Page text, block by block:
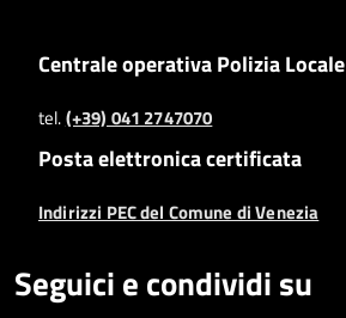
Centrale operativa Polizia Locale
tel.(+39) 041 2747070
Posta elettronica certificata
Indirizzi PEC del Comune di Venezia
Seguici e condividi su